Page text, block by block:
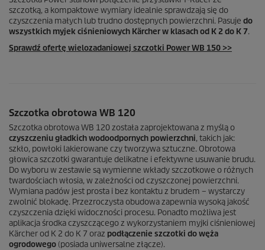
szczotką, a kompaktowe wymiary idealnie sprawdzają się do
czyszczenia małych lub trudno dostępnych powierzchni. Pasuje do
wszystkich myjek ciśnieniowych Kärcher w klasach od K 2 do K 7.
Sprawdź ofertę wielozadaniowej szczotki Power WB 150 >>
Szczotka obrotowa WB 120
Szczotka obrotowa WB 120 została zaprojektowana z myślą o
czyszczeniu gładkich wodoodpornych powierzchni, takich jak:
szkło, powłoki lakierowane czy tworzywa sztuczne. Obrotowa
głowica szczotki gwarantuje delikatne i efektywne usuwanie brudu.
Do wyboru w zestawie są wymienne wkłady szczotkowe o różnych
twardościach włosia, w zależności od czyszczonej powierzchni.
Wymiana padów jest prosta i bez kontaktu z brudem – wystarczy
zwolnić blokadę. Przezroczysta obudowa zapewnia wysoką jakość
czyszczenia dzięki widoczności procesu. Ponadto możliwa jest
aplikacja środka czyszczącego z wykorzystaniem myjki ciśnieniowej
Kärcher od K 2 do K 7 oraz podłączenie szczotki do węża
ogrodowego (posiada uniwersalne złącze).